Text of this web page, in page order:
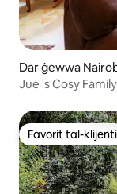
Dar ġewwa
Jue 's Cosy
Favorit tal-klijenti
Favorit tal-klijenti